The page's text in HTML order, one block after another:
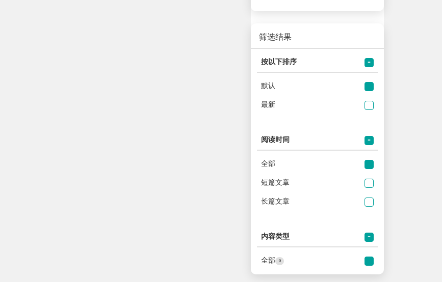
筛选结果
按以下排序
默认
最新
阅读时间
全部
短篇文章
长篇文章
内容类型
全部 0